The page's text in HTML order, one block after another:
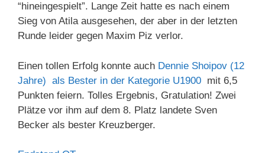
“hineingespielt”. Lange Zeit hatte es nach einem
Sieg von Atila ausgesehen, der aber in der letzten
Runde leider gegen Maxim Piz verlor.
Einen tollen Erfolg konnte auch Dennie Shoipov (12
Jahre) als Bester in der Kategorie U1900 mit 6,5
Punkten feiern. Tolles Ergebnis, Gratulation! Zwei
Plätze vor ihm auf dem 8. Platz landete Sven
Becker als bester Kreuzberger.